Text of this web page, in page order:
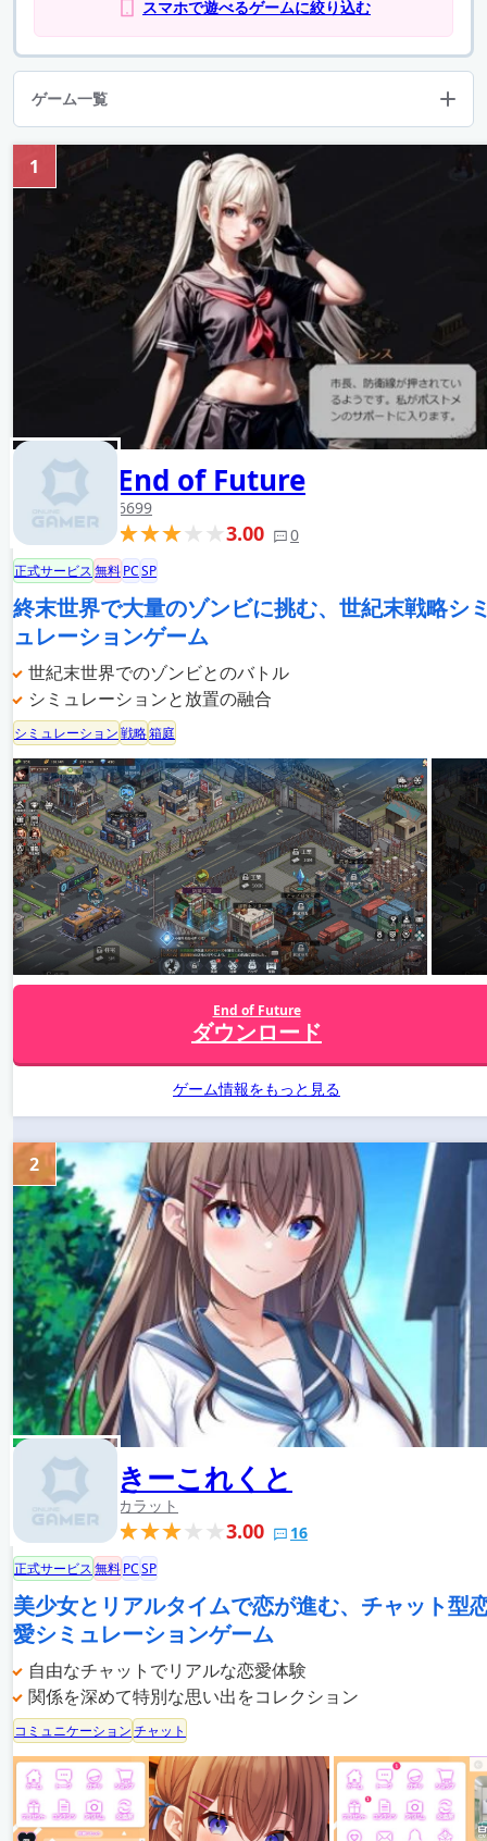
スマホで遊べるゲームに絞り込む
ゲーム一覧
End of Future
6699
3.00 0
1
正式サービス無料PCSP
終末世界で大量のゾンビに挑む、世紀末戦略シ
ュレーションゲーム
世紀末世界でのゾンビとのバトル
シミュレーションと放置の融合
シミュレーション戦略箱庭
End of Future
ダウンロード
ゲーム情報をもっと見る
きーこれくと
カラット
3.00 16
2
正式サービス無料PCSP
美少女とリアルタイムで恋が進む、チャット型
愛シミュレーションゲーム
自由なチャットでリアルな恋愛体験
関係を深めて特別な思い出をコレクション
コミュニケーションチャット